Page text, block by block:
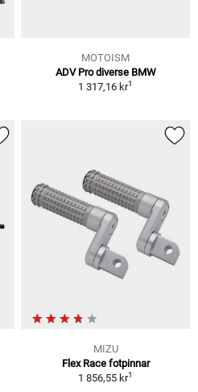
MOTOISM
ADV Pro diverse BMW
1 317,16 kr1
MIZU
Flex Race fotpinnar
1 856,55 kr1